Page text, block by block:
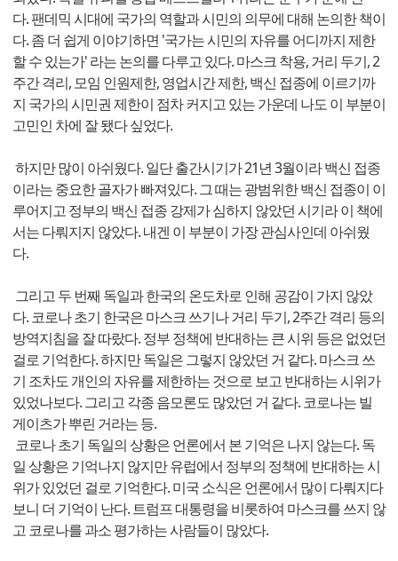
다. 팬데믹 시대에 국가의 역할과 시민의 의무에 대해 논의한 책이
다. 좀 더 쉽게 이야기하면 '국가는 시민의 자유를 어디까지 제한
할 수 있는가' 라는 논의를 다루고 있다. 마스크 착용, 거리 두기, 2
주간 격리, 모임 인원제한, 영업시간 제한, 백신 접종에 이르기까
지 국가의 시민권 제한이 점차 커지고 있는 가운데 나도 이 부분이
고민인 차에 잘 됐다 싶었다.
하지만 많이 아쉬웠다. 일단 출간시기가 21년 3월이라 백신 접종
이라는 중요한 골자가 빠져있다. 그 때는 광범위한 백신 접종이 이
루어지고 정부의 백신 접종 강제가 심하지 않았던 시기라 이 책에
서는 다뤄지지 않았다. 내겐 이 부분이 가장 관심사인데 아쉬웠
다.
그리고 두 번째 독일과 한국의 온도차로 인해 공감이 가지 않았
다. 코로나 초기 한국은 마스크 쓰기나 거리 두기, 2주간 격리 등의
방역지침을 잘 따랐다. 정부 정책에 반대하는 큰 시위 등은 없었던
걸로 기억한다. 하지만 독일은 그렇지 않았던 거 같다. 마스크 쓰
기 조차도 개인의 자유를 제한하는 것으로 보고 반대하는 시위가
있었나보다. 그리고 각종 음모론도 많았던 거 같다. 코로나는 빌
게이츠가 뿌린 거라는 등.
코로나 초기 독일의 상황은 언론에서 본 기억은 나지 않는다. 독
일 상황은 기억나지 않지만 유럽에서 정부의 정책에 반대하는 시
위가 있었던 걸로 기억한다. 미국 소식은 언론에서 많이 다뤄지다
보니 더 기억이 난다. 트럼프 대통령을 비롯하여 마스크를 쓰지 않
고 코로나를 과소 평가하는 사람들이 많았다.